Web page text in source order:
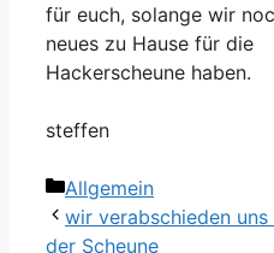
für euch, solange wir
neues zu Hause für die
Hackerscheune haben.
steffen
Kategorien
Allgemein
wir verabschieden uns
der Scheune